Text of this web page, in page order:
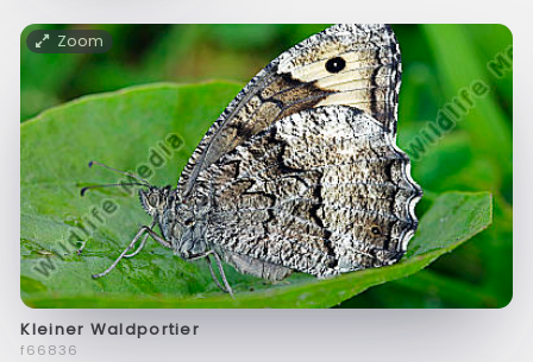
Zoom
Kleiner Waldportier
f66836